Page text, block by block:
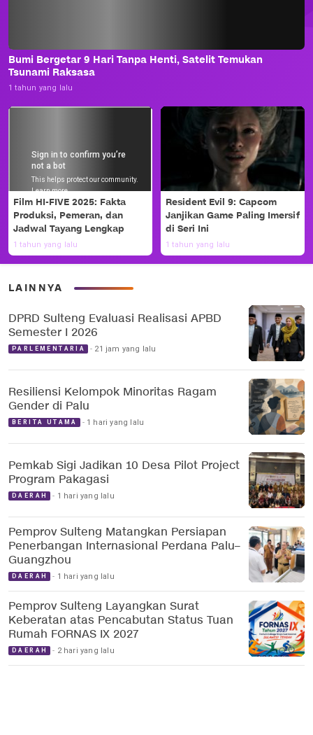
Bumi Bergetar 9 Hari Tanpa Henti, Satelit Temukan
Tsunami Raksasa
1 tahun yang lalu
Film HI-FIVE 2025: Fakta
Produksi, Pemeran, dan
Jadwal Tayang Lengkap
1 tahun yang lalu
Resident Evil 9: Capcom
Janjikan Game Paling Imersif
di Seri Ini
1 tahun yang lalu
LAINNYA
DPRD Sulteng Evaluasi Realisasi APBD
Semester I 2026
PARLEMENTARIA 21 jam yang lalu
Resiliensi Kelompok Minoritas Ragam
Gender di Palu
BERITA UTAMA 1 hari yang lalu
Pemkab Sigi Jadikan 10 Desa Pilot Project
Program Pakagasi
DAERAH 1 hari yang lalu
Pemprov Sulteng Matangkan Persiapan
Penerbangan Internasional Perdana Palu–
Guangzhou
DAERAH 1 hari yang lalu
Pemprov Sulteng Layangkan Surat
Keberatan atas Pencabutan Status Tuan
Rumah FORNAS IX 2027
DAERAH 2 hari yang lalu